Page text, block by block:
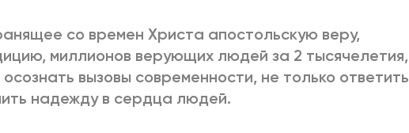
со времен Христа апостольскую веру,
миллионов верующих людей за 2 тысячелетия,
вызовы современности, не только ответить
надежду в сердца людей.